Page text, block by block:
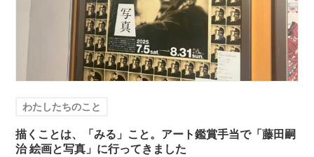
わたしたちのこと
描くことは、「みる」こと。アート鑑賞手当で「藤田嗣
治 絵画と写真」に行ってきました